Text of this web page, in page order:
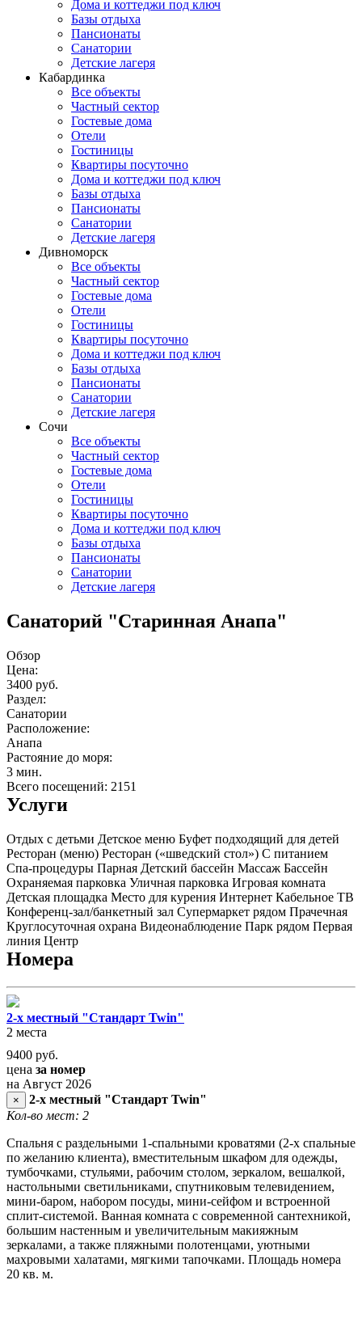
Дома и коттеджи под ключ
Базы отдыха
Пансионаты
Санатории
Детские лагеря
Кабардинка
Все объекты
Частный сектор
Гостевые дома
Отели
Гостиницы
Квартиры посуточно
Дома и коттеджи под ключ
Базы отдыха
Пансионаты
Санатории
Детские лагеря
Дивноморск
Все объекты
Частный сектор
Гостевые дома
Отели
Гостиницы
Квартиры посуточно
Дома и коттеджи под ключ
Базы отдыха
Пансионаты
Санатории
Детские лагеря
Сочи
Все объекты
Частный сектор
Гостевые дома
Отели
Гостиницы
Квартиры посуточно
Дома и коттеджи под ключ
Базы отдыха
Пансионаты
Санатории
Детские лагеря
Санаторий "Старинная Анапа"
Обзор
Цена:
3400 руб.
Раздел:
Санатории
Расположение:
Анапа
Растояние до моря:
3 мин.
Всего посещений: 2151
Услуги
Отдых с детьми Детское меню Буфет подходящий для детей
Ресторан (меню) Ресторан («шведский стол») С питанием
Спа-процедуры Парная Детский бассейн Массаж Бассейн
Охраняемая парковка Уличная парковка Игровая комната
Детская площадка Место для курения Интернет Кабельное ТВ
Конференц-зал/банкетный зал Супермаркет рядом Прачечная
Круглосуточная охрана Видеонаблюдение Парк рядом Первая
линия Центр
Номера
2-х местный "Стандарт Twin"
2 места
9400 руб.
цена за номер
на Август 2026
×
2-х местный "Стандарт Twin"
Кол-во мест: 2
Спальня с раздельными 1-спальными кроватями (2-х спальные
по желанию клиента), вместительным шкафом для одежды,
тумбочками, стульями, рабочим столом, зеркалом, вешалкой,
настольными светильниками, спутниковым телевидением,
мини-баром, набором посуды, мини-сейфом и встроенной
сплит-системой. Ванная комната с современной сантехникой,
большим настенным и увеличительным макияжным
зеркалами, а также пляжными полотенцами, уютными
махровыми халатами, мягкими тапочками. Площадь номера
20 кв. м.